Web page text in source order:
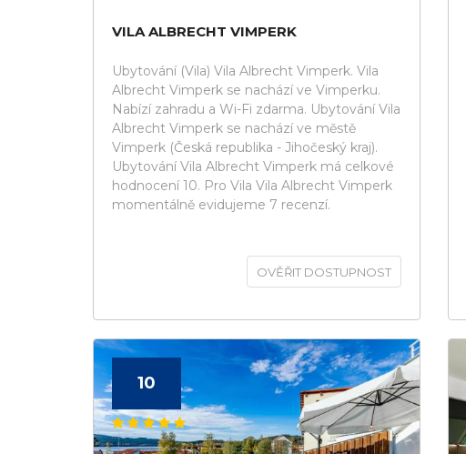
VILA ALBRECHT VIMPERK
Ubytování (Vila) Vila Albrecht Vimperk. Vila
Albrecht Vimperk se nachází ve Vimperku.
Nabízí zahradu a Wi-Fi zdarma. Ubytování Vila
Albrecht Vimperk se nachází ve městě
Vimperk (Česká republika - Jihočeský kraj).
Ubytování Vila Albrecht Vimperk má celkové
hodnocení 10. Pro Vila Vila Albrecht Vimperk
momentálně evidujeme 7 recenzí.
OVĚŘIT DOSTUPNOST
10